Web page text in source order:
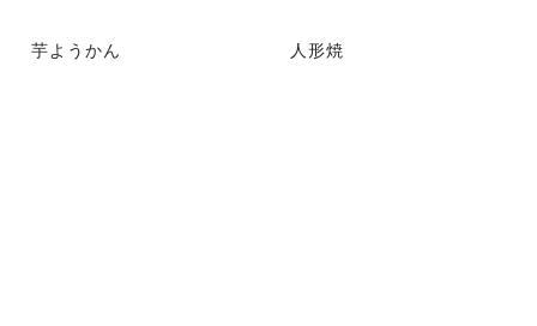
芋ようかん 人形焼